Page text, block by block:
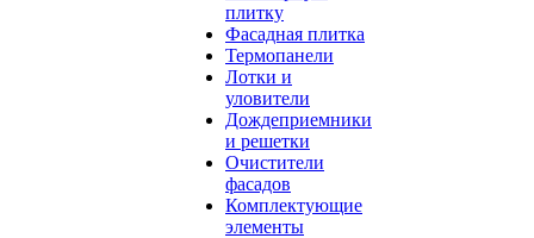
плитку
Фасадная плитка
Термопанели
Лотки и
уловители
Дождеприемники
и решетки
Очистители
фасадов
Комплектующие
элементы